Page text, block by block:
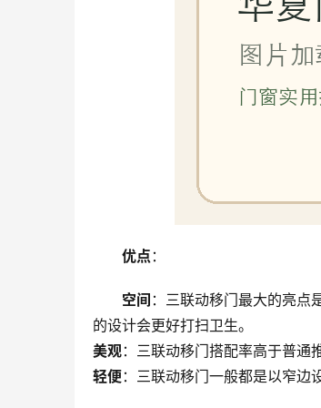
优点 ：
空间 ：三联动移门最大的亮点
的设计会更好打扫卫生。
美观：三联动移门搭配率高于普
轻便：三联动移门一般都是以窄边